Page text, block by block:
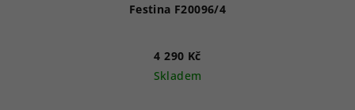
Festina F20096/4
4 290 Kč
Skladem